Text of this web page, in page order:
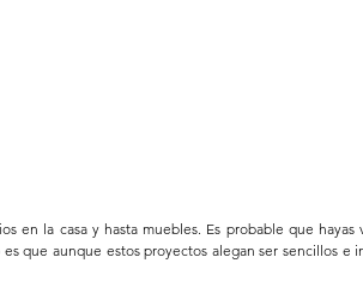
en la casa y hasta muebles. Es probable que
que aunque estos proyectos alegan ser sencillos e